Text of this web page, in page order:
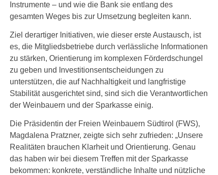
Instrumente – und wie die Bank sie entlang des
gesamten Weges bis zur Umsetzung begleiten kann.
Ziel derartiger Initiativen, wie dieser erste Austausch, ist
es, die Mitgliedsbetriebe durch verlässliche Informationen
zu stärken, Orientierung im komplexen Förderdschungel
zu geben und Investitionsentscheidungen zu
unterstützen, die auf Nachhaltigkeit und langfristige
Stabilität ausgerichtet sind, sind sich die Verantwortlichen
der Weinbauern und der Sparkasse einig.
Die Präsidentin der Freien Weinbauern Südtirol (FWS),
Magdalena Pratzner, zeigte sich sehr zufrieden: „Unsere
Realitäten brauchen Klarheit und Orientierung. Genau
das haben wir bei diesem Treffen mit der Sparkasse
bekommen: konkrete, verständliche Inhalte und nützliche